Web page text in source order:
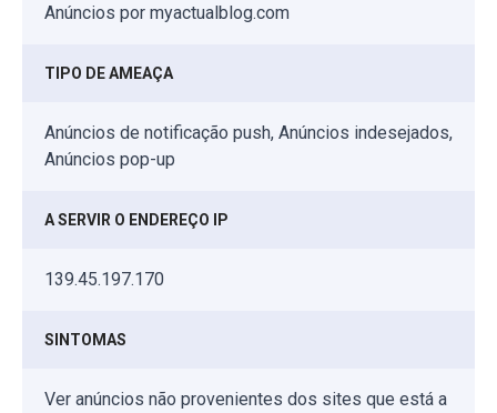
Anúncios por myactualblog.com
TIPO DE AMEAÇA
Anúncios de notificação push, Anúncios indesejados,
Anúncios pop-up
A SERVIR O ENDEREÇO IP
139.45.197.170
SINTOMAS
Ver anúncios não provenientes dos sites que está a